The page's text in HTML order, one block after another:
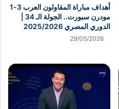
أهداف مباراة المقاولون العرب 3-1
الدوري المصري 2025/2026
29/05/2026